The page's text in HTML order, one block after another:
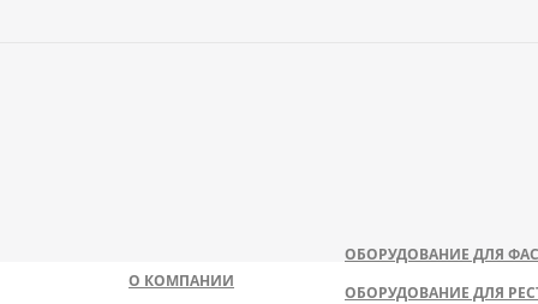
ОБОРУДОВАНИЕ ДЛЯ
ОБОРУДОВАНИЕ ДЛЯ
О КОМПАНИИ